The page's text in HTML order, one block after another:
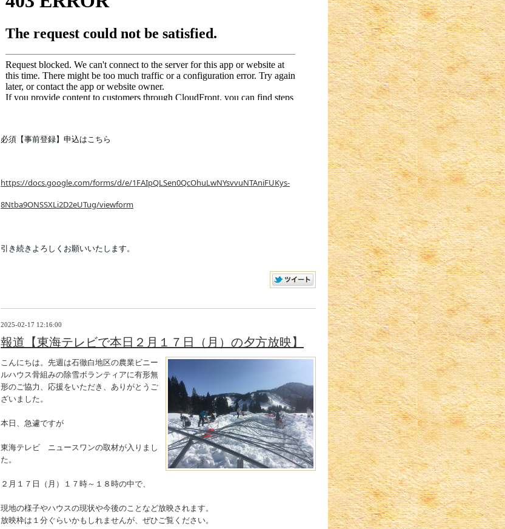
必須【事前登録】申込はこちら
https://docs.google.com/forms/d/e/1FAIpQLSen0QcOhuLwNYsvvuNTAniFUKys-
8Ntba9ONSSXLi2D2eUTug/viewform
引き続きよろしくお願いいたします。
2025-02-17 12:16:00
報道【東海テレビで本日２月１７日（月）の夕方放映】
こんにちは。先週は石徹白地区の農業ビニー
ルハウス骨組みの除雪ボランティアに有形無
形のご協力、応援をいただき、ありがとうご
ざいました。
本日、急遽ですが
東海テレビ ニュースワンの取材が入りまし
た。
２月１７日（月）１７時～１８時の中で、
現地の様子やハウスの現状や今後のことなど放映されます。
放映枠は１分ぐらいかもしれませんが、ぜひご覧ください。